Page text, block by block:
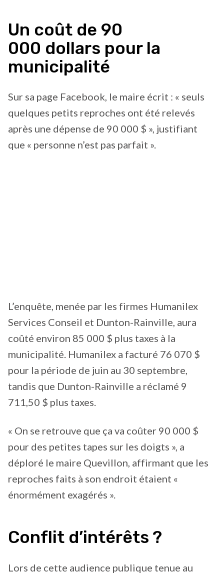
Un coût de 90
000 dollars pour la
municipalité
Sur sa page Facebook, le maire écrit : « seuls
quelques petits reproches ont été relevés
après une dépense de 90 000 $ », justifiant
que « personne n’est pas parfait ».
L’enquête, menée par les firmes Humanilex
Services Conseil et Dunton-Rainville, aura
coûté environ 85 000 $ plus taxes à la
municipalité. Humanilex a facturé 76 070 $
pour la période de juin au 30 septembre,
tandis que Dunton-Rainville a réclamé 9
711,50 $ plus taxes.
« On se retrouve que ça va coûter 90 000 $
pour des petites tapes sur les doigts », a
déploré le maire Quevillon, affirmant que les
reproches faits à son endroit étaient «
énormément exagérés ».
Conflit d’intérêts ?
Lors de cette audience publique tenue au